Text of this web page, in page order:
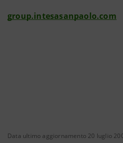
group.intesasanpaolo.com
Data ultimo aggiornamento 20 luglio